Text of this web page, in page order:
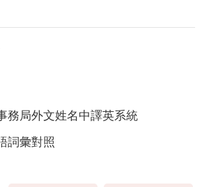
務局外文姓名中譯英系統
詞彙對照